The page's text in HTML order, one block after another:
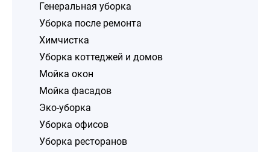
Генеральная уборка
Уборка после ремонта
Химчистка
Уборка коттеджей и домов
Мойка окон
Мойка фасадов
Эко-уборка
Уборка офисов
Уборка ресторанов